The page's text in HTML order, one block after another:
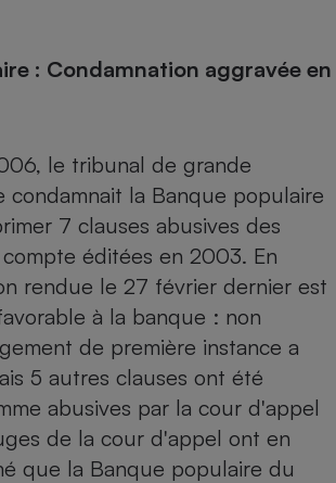
: Condamnation aggravée en
le tribunal de grande
condamnait la Banque populaire
7 clauses abusives des
éditées en 2003. En
rendue le 27 février dernier est
à la banque : non
de première instance a
5 autres clauses ont été
abusives par la cour d'appel
de la cour d'appel ont en
que la Banque populaire du
Cafetière à expressos
Robot ménager